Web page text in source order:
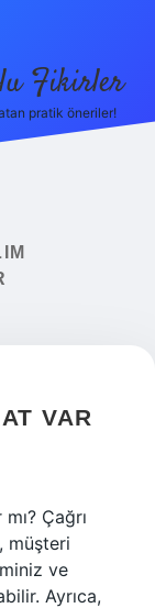
Fikirler
pratik öneriler!
VAR
Çağrı
müşteri
ve
Ayrıca,